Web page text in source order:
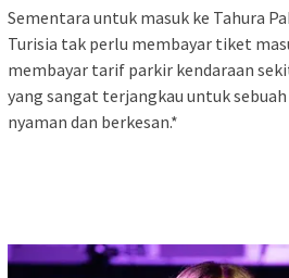
Sementara untuk masuk ke Tahura
Turisia tak perlu membayar tiket
membayar tarif parkir kendaraan
yang sangat terjangkau untuk
nyaman dan berkesan.*